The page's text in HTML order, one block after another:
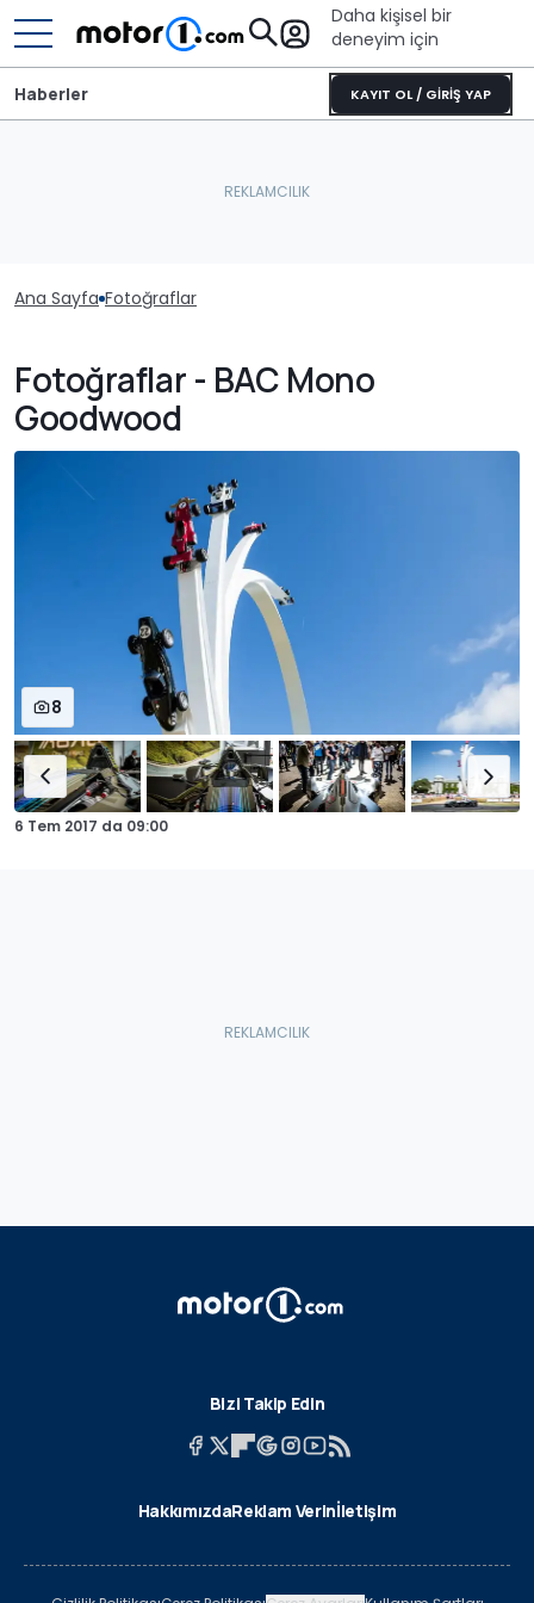
Daha kişisel bir
deneyim için
KAYIT OL / GİRİŞ YAP
Haberler
Ana Sayfa Fotoğraflar
Fotoğraflar - BAC Mono
Goodwood
8
6 Tem 2017 da 09:00
Bizi Takip Edin
HakkımızdaReklam Verinİletişim